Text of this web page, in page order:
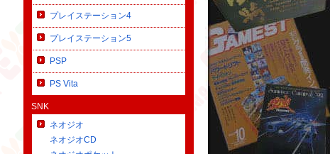
プレイステーション4
プレイステーション5
PSP
PS Vita
SNK
ネオジオ
ネオジオCD